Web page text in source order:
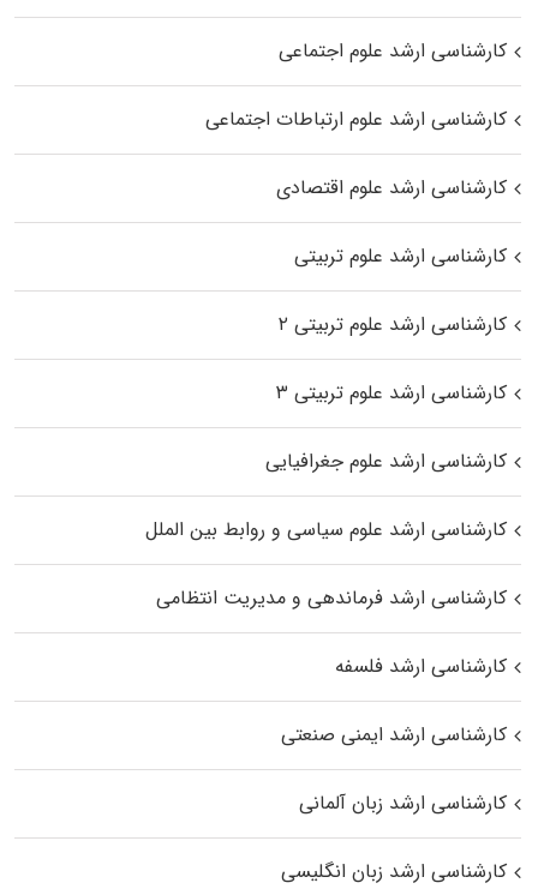
کارشناسی ارشد علوم اجتماعی
کارشناسی ارشد علوم ارتباطات اجتماعی
کارشناسی ارشد علوم اقتصادی
کارشناسی ارشد علوم تربیتی
کارشناسی ارشد علوم تربیتی ۲
کارشناسی ارشد علوم تربیتی ۳
کارشناسی ارشد علوم جغرافیایی
کارشناسی ارشد علوم سیاسی و روابط بین الملل
کارشناسی ارشد فرماندهی و مدیریت انتظامی
کارشناسی ارشد فلسفه
کارشناسی ارشد ایمنی صنعتی
کارشناسی ارشد زبان آلمانی
کارشناسی ارشد زبان انگلیسی